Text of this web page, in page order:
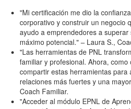
"Mi certificación me dio la
corporativo y construir un negocio
ayudo a emprendedores a
máximo potencial." – Laura S.,
"Las herramientas de PNL
familiar y profesional. Ahora,
compartir estas herramientas
relaciones más fuertes y una
Coach Familiar.
"Acceder al módulo EPNL de